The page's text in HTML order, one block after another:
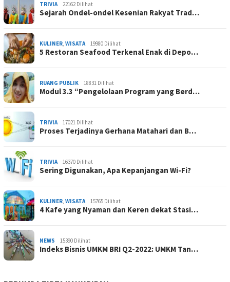
TRIVIA 22162 Dilihat
Sejarah Ondel-ondel Kesenian Rakyat Trad…
KULINER, WISATA 19980 Dilihat
5 Restoran Seafood Terkenal Enak di Depo…
RUANG PUBLIK 18831 Dilihat
Modul 3.3 “Pengelolaan Program yang Berd…
TRIVIA 17021 Dilihat
Proses Terjadinya Gerhana Matahari dan B…
TRIVIA 16370 Dilihat
Sering Digunakan, Apa Kepanjangan Wi-Fi?
KULINER, WISATA 15765 Dilihat
4 Kafe yang Nyaman dan Keren dekat Stasi…
NEWS 15390 Dilihat
Indeks Bisnis UMKM BRI Q2-2022: UMKM Tan…